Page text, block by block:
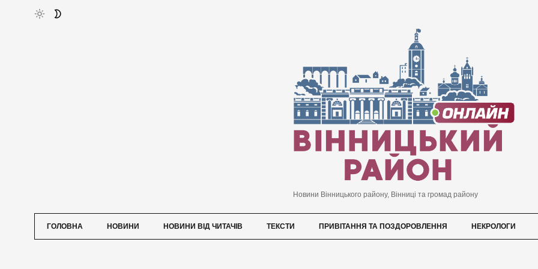
Новини Вінницького району, Вінниці та громад району
ГОЛОВНА НОВИНИ НОВИНИ ВІД ЧИТАЧІВ ТЕКСТИ ПРИВІТАННЯ ТА ПОЗДОРОВЛЕННЯ НЕКРОЛОГИ